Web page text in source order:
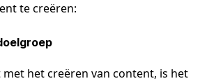
te creëren:
het creëren van content, is het